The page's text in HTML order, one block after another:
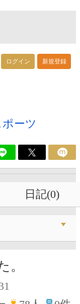
ログイン 新規登録
ーツ
日記(0)
。